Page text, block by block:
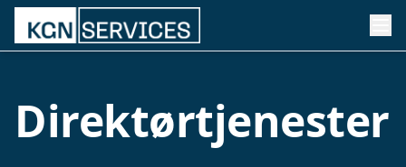
Direktørtjenester